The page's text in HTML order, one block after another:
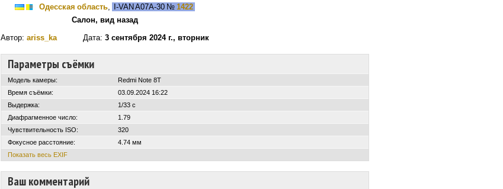
Одесская область, I-VAN A07A-30 № 1422
Салон, вид назад
Автор: ariss_kaДата: 3 сентября 2024 г., вторник
Параметры съёмки
Модель камеры:
Redmi Note 8T
Время съёмки:
03.09.2024 16:22
Выдержка:
1/33 с
Диафрагменное число:
1.79
Чувствительность ISO:
320
Фокусное расстояние:
4.74 мм
Показать весь EXIF
Ваш комментарий